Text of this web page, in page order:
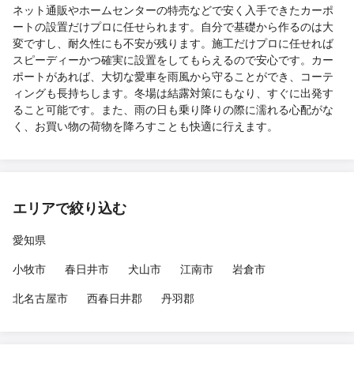
ネット通販やホームセンターの特売などで安く入手できたカーポ
ートの設置だけプロに任せられます。自分で基礎から作るのは大
変ですし、耐久性にも不安が残ります。施工だけプロに任せれば
スピーディーかつ確実に設置をしてもらえるので安心です。カー
ポートがあれば、大切な愛車を雨風から守ることができ、コーテ
ィングも長持ちします。冬場は結露対策にもなり、すぐに出発す
ること可能です。また、雨の日も乗り降りの際に濡れる心配がな
く、お買い物の荷物を降ろすことも快適に行えます。
エリアで絞り込む
愛知県
小牧市
春日井市 犬山市 江南市
岩倉市
北名古屋市
西春日井郡 丹羽郡